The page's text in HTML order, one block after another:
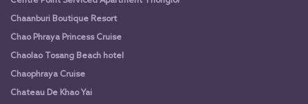
Chaanburi Boutique Resort
Chao Phraya Princess Cruise
Chaolao Tosang Beach hotel
Chaophraya Cruise
Chateau De Khao Yai